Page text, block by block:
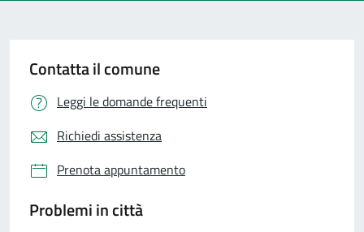
Contatta il comune
Leggi le domande frequenti
Richiedi assistenza
Prenota appuntamento
Problemi in città